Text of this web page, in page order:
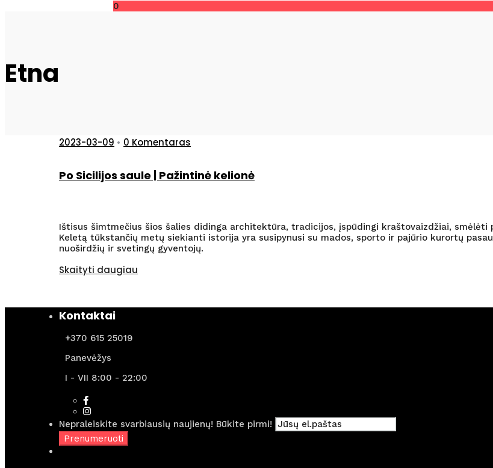
0
Etna
2023-03-09 • 0 Komentaras
Po Sicilijos saule | Pažintinė kelionė
Ištisus šimtmečius šios šalies didinga architektūra, tradicijos, įspūdingi kraštovaizdžiai,
Keletą tūkstančių metų siekianti istorija yra susipynusi su mados, sporto ir pajūrio kurortų
nuoširdžių ir svetingų gyventojų.
Skaityti daugiau
Kontaktai
+370 615 25019
Panevėžys
I - VII 8:00 - 22:00
Nepraleiskite svarbiausių naujienų! Būkite pirmi!